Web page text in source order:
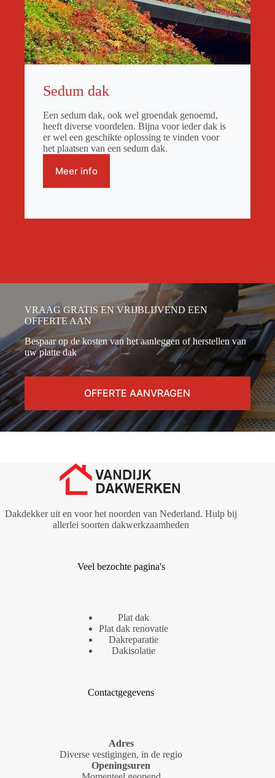
Sedum dak
Een sedum dak, ook wel groendak genoemd,
heeft diverse voordelen. Bijna voor ieder dak is
er wel een geschikte oplossing te vinden voor
het plaatsen van een sedum dak.
Meer info
VRAAG GRATIS EN VRIJBLIJVEND EEN
OFFERTE AAN
Bespaar op de kosten van het aanleggen of herstellen van
uw platte dak
OFFERTE AANVRAGEN
Dakdekker uit en voor het noorden van Nederland. Hulp bij
allerlei soorten dakwerkzaamheden
Veel bezochte pagina's
Plat dak
Plat dak renovatie
Dakreparatie
Dakisolatie
Contactgegevens
Adres
Diverse vestigingen, in de regio
Openingsuren